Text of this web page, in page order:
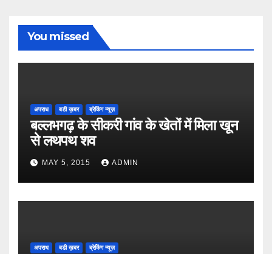
You missed
अपराध बडी ख़बर ब्रेकिंग न्यूज़
बल्लभगढ़ के सीकरी गांव के खेतों में मिला खून
से लथपथ शव
MAY 5, 2015 ADMIN
अपराध बडी ख़बर ब्रेकिंग न्यूज़